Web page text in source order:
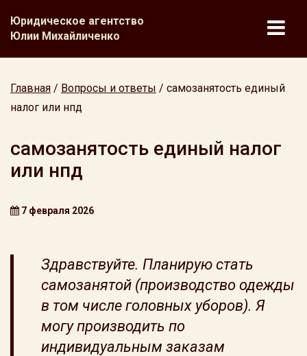
Юридическое агентство
Юлии Михайличенко
Главная / Вопросы и ответы / самозанятость единый
налог или нпд
самозанятость единый налог
или нпд
7 февраля 2026
Здравствуйте. Планирую стать
самозанятой (производство одежды
в том числе головных уборов). Я
могу производить по
индивидуальным заказам